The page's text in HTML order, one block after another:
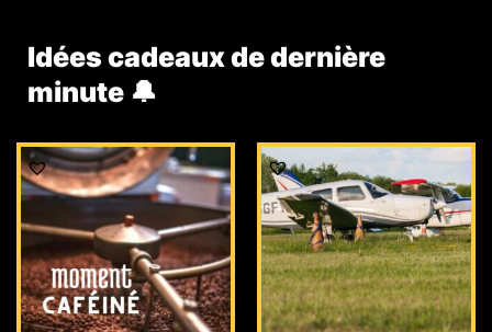
Idées cadeaux de dernière
minute 🔔
Le
prix
initial
était :
159,00 €.
Le
actuel
est :
149,00 €.